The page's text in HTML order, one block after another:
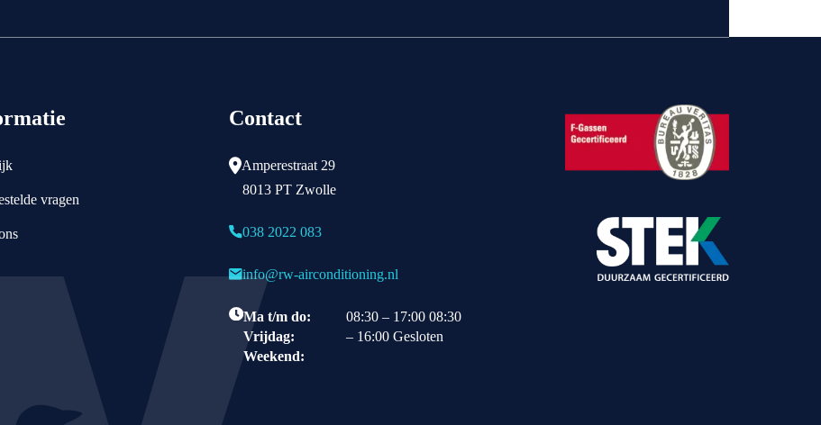
vragen
Contact
Amperestraat 29
8013 PT Zwolle
038 2022 083
info@rw-airconditioning.nl
Ma t/m do:
Vrijdag:
Weekend:
08:30 – 17:00 08:30
– 16:00 Gesloten